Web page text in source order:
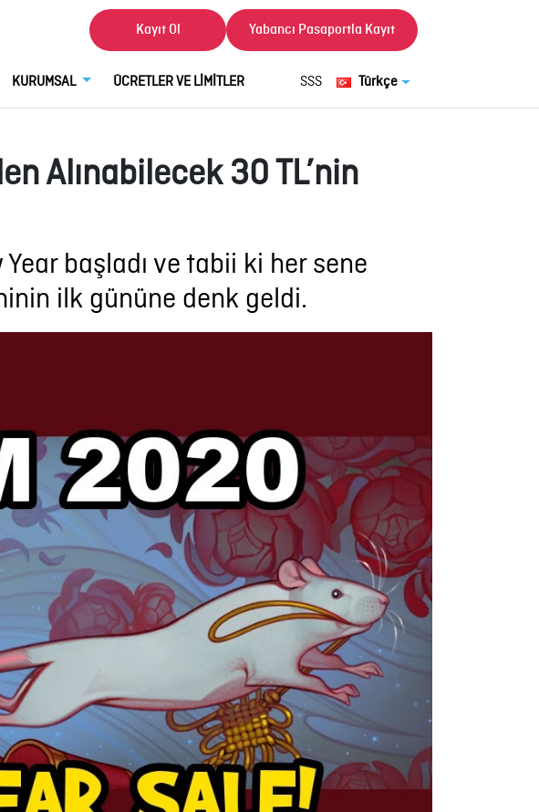
Kayıt Ol Yabancı Pasaportla Kayıt
KURUMSAL ÜCRETLER VE LİMİTLER SSS Türkçe
Alınabilecek 30 TL’nin
başladı ve tabii ki her sene
ilk gününe denk geldi.